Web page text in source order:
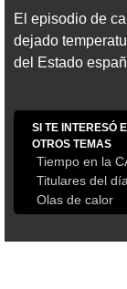
El episodio de
dejado
del Estado
SI TE INTERESÓ
OTROS TEMAS
Tiempo en la
Titulares del
Olas de calor